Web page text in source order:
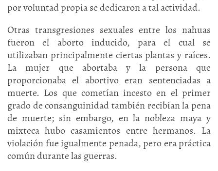
por voluntad propia se dedicaron a tal actividad.
Otras transgresiones sexuales entre los nahuas
fueron el aborto inducido, para el cual se
utilizaban principalmente ciertas plantas y raíces.
La mujer que abortaba y la persona que
proporcionaba el abortivo eran sentenciadas a
muerte. Los que cometían incesto en el primer
grado de consanguinidad también recibían la pena
de muerte; sin embargo, en la nobleza maya y
mixteca hubo casamientos entre hermanos. La
violación fue igualmente penada, pero era práctica
común durante las guerras.